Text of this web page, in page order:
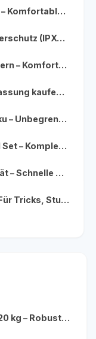
Hoverboard mit Sitzaufsatz – Komfortables Fahren für Kinder & Erwachsene
Hoverboard mit Spritzwasserschutz (IPX4) – Schutz bei Regen & nassen Straßen
Hoverboard mit Stoßdämpfern – Komfortabler Fahrspaß für Kinder & Erwachsene
Hoverboard mit Straßenzulassung kaufen – Sicher & legal fahren
Hoverboard mit Wechselakku – Unbegrenzter Fahrspaß durch Ersatzbatterien
Hoverboard Reifen Wechsel Set – Komplettpaket für schnellen Austausch
Hoverboard Schnellladegerät – Schnelle & sichere Aufladung Ihres Boards
Hoverboard Stunt Edition – Für Tricks, Stunts & Action-Liebhaber
Hoverboard Tragkraft bis 120 kg – Robustes Modell für große Fahrer